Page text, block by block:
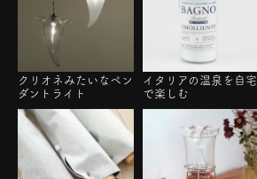
クリオネみたいなペン
ダントライト
イタリアの温泉を自宅
で楽しむ